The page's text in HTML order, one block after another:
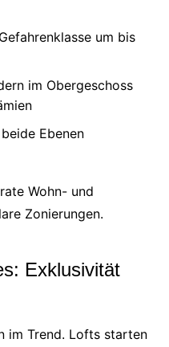
um bis
im Obergeschoss
Ebenen
Wohn- und
Zonierungen.
Exklusivität
im Trend. Lofts starten